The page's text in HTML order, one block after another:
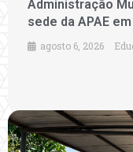
Administração
sede da APAE
agosto 6, 2026